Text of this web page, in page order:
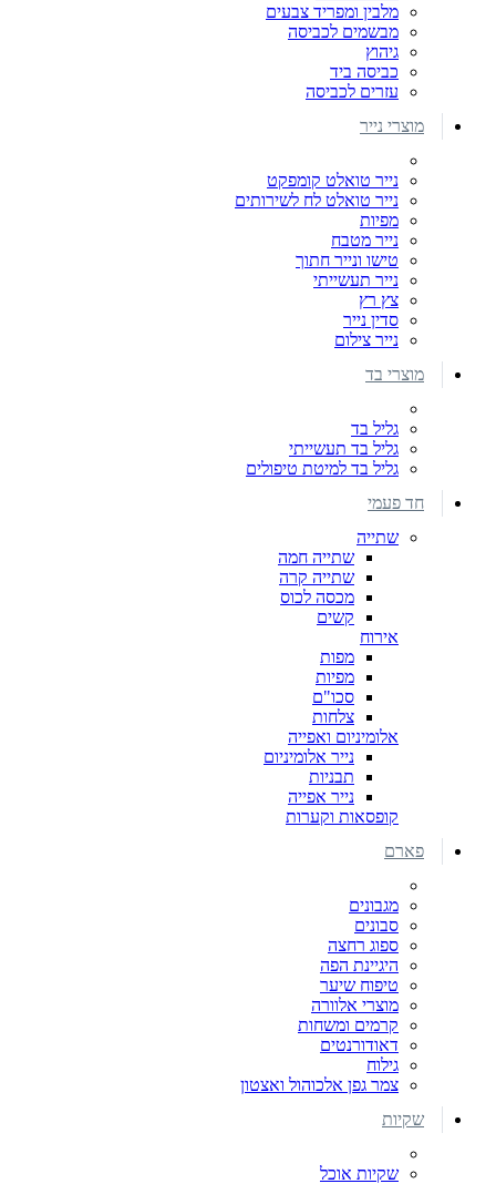
מלבין ומפריד צבעים
מבשמים לכביסה
גיהוץ
כביסה ביד
עזרים לכביסה
מוצרי נייר
נייר טואלט קומפקט
נייר טואלט לח לשירותים
מפיות
נייר מטבח
טישו ונייר חתוך
נייר תעשייתי
צץ רץ
סדין נייר
נייר צילום
מוצרי בד
גליל בד
גליל בד תעשייתי
גליל בד למיטת טיפולים
חד פעמי
שתייה
שתייה חמה
שתייה קרה
מכסה לכוס
קשים
אירוח
מפות
מפיות
סכו"ם
צלחות
אלומיניום ואפייה
נייר אלומיניום
תבניות
נייר אפייה
קופסאות וקערות
פארם
מגבונים
סבונים
ספוג רחצה
היגיינת הפה
טיפוח שיער
מוצרי אלוורה
קרמים ומשחות
דאודורנטים
גילוח
צמר גפן אלכוהול ואצטון
שקיות
שקיות אוכל